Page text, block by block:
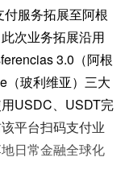
服务拓展至阿根
次业务拓展沿用
3.0（阿根
（玻利维亚）三大
USDC、USDT完
平台扫码支付业
日常金融全球化